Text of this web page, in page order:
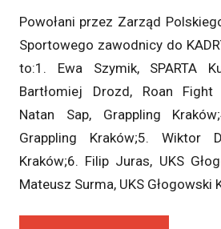
Powołani przez Zarząd
Sportowego zawodnicy do
to:1. Ewa Szymik, SPARTA
Bartłomiej Drozd, Roan Fight
Natan Sap, Grappling
Grappling Kraków;5. Wiktor
Kraków;6. Filip Juras, UKS
Mateusz Surma, UKS Głogowski